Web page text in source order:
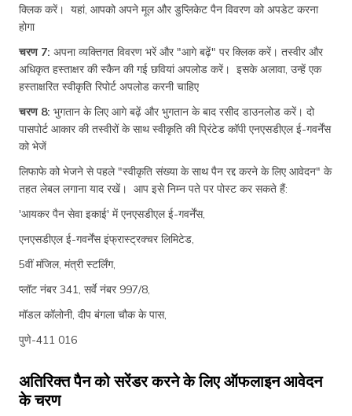
क्लिक करें। यहां, आपको अपने मूल और डुप्लिकेट पैन विवरण को अपडेट करना
होगा
चरण 7: अपना व्यक्तिगत विवरण भरें और "आगे बढ़ें" पर क्लिक करें। तस्वीर और
अधिकृत हस्ताक्षर की स्कैन की गई छवियां अपलोड करें। इसके अलावा, उन्हें एक
हस्ताक्षरित स्वीकृति रिपोर्ट अपलोड करनी चाहिए
चरण 8: भुगतान के लिए आगे बढ़ें और भुगतान के बाद रसीद डाउनलोड करें। दो
पासपोर्ट आकार की तस्वीरों के साथ स्वीकृति की प्रिंटेड कॉपी एनएसडीएल ई-गवर्नेंस
को भेजें
लिफाफे को भेजने से पहले "स्वीकृति संख्या के साथ पैन रद्द करने के लिए आवेदन" के
तहत लेबल लगाना याद रखें। आप इसे निम्न पते पर पोस्ट कर सकते हैं:
'आयकर पैन सेवा इकाई' में एनएसडीएल ई-गवर्नेंस,
एनएसडीएल ई-गवर्नेंस इंफ्रास्ट्रक्चर लिमिटेड,
5वीं मंजिल, मंत्री स्टर्लिंग,
प्लॉट नंबर 341, सर्वे नंबर 997/8,
मॉडल कॉलोनी, दीप बंगला चौक के पास,
पुणे-411 016
अतिरिक्त पैन को सरेंडर करने के लिए ऑफलाइन आवेदन
के चरण